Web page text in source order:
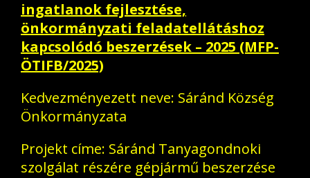
ingatlanok fejlesztése,
önkormányzati feladatellátáshoz
kapcsolódó beszerzések – 2025 (MFP-
ÖTIFB/2025)
Kedvezményezett neve: Sáránd Község
Önkormányzata
Projekt címe: Sáránd Tanyagondnoki
szolgálat részére gépjármű beszerzése